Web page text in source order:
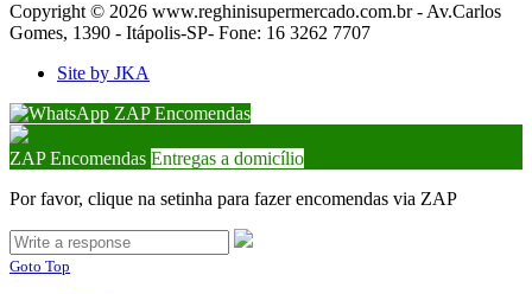
Copyright © 2026 www.reghinisupermercado.com.br - Av.Carlos
Gomes, 1390 - Itápolis-SP- Fone: 16 3262 7707
Site by JKA
ZAP Encomendas
ZAP Encomendas Entregas a domicílio
Por favor, clique na setinha para fazer encomendas via ZAP
Goto Top